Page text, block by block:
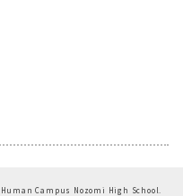
Campus Nozomi High School.